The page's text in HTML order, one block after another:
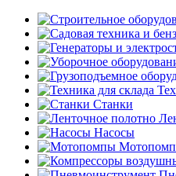
Станки
Насосы